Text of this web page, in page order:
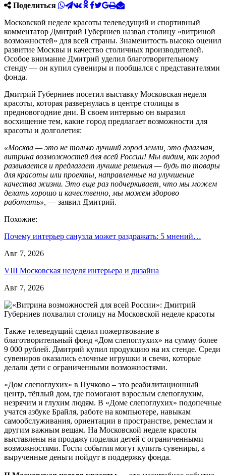
Поделиться
Московской неделе красоты телеведущий и спортивный
комментатор Дмитрий Губерниев назвал столицу «витриной
возможностей» для всей страны. Знаменитость высоко оценил
развитие Москвы и качество столичных производителей.
Особое внимание Дмитрий уделил благотворительному
стенду — он купил сувениры и пообщался с представителями
фонда.
Дмитрий Губерниев посетил выставку Московская неделя
красоты, которая развернулась в центре столицы в
предновогодние дни. В своем интервью он выразил
восхищение тем, какие город предлагает возможности для
красоты и долголетия:
«Москва — это не только лучший город земли, это флагман,
витрина возможностей для всей России! Мы видим, как город
развивается и предлагает лучшие решения — будь то товары
для красоты или проекты, направленные на улучшение
качества жизни. Это еще раз подчеркивает, что мы можем
делать хорошо и качественно, мы можем здорово
работать», — заявил Дмитрий.
Похожие:
Почему интерьер санузла может раздражать: 5 мнений…
Авг 7, 2026
VIII Московская неделя интерьера и дизайна
Авг 7, 2026
Также телеведущий сделал пожертвование в
благотворительный фонд «Дом слепоглухих» на сумму более
9 000 рублей. Дмитрий купил продукцию на их стенде. Среди
сувениров оказались елочные игрушки и свечи, которые
делали дети с ограниченными возможностями.
«Дом слепоглухих» в Пучково – это реабилитационный
центр, тёплый дом, где помогают взрослым слепоглухим,
незрячим и глухим людям. В «Доме слепоглухих» подопечные
учатся азбуке Брайля, работе на компьютере, навыкам
самообслуживания, ориентации в пространстве, ремеслам и
другим важным вещам. На Московской неделе красоты
выставлены на продажу поделки детей с ограниченными
возможностями. Гости события могут купить сувениры, а
вырученные деньги пойдут в поддержку фонда.